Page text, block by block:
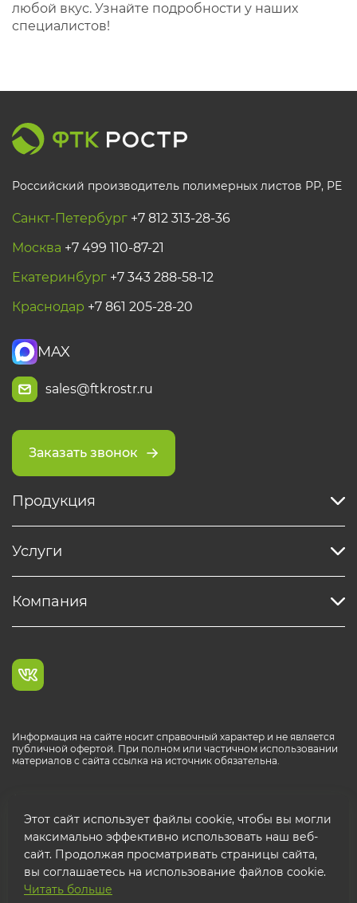
любой вкус. Узнайте подробности у наших
специалистов!
Российский производитель полимерных листов РР, PE
Санкт-Петербург +7 812 313-28-36
Москва +7 499 110-87-21
Екатеринбург +7 343 288-58-12
Краснодар +7 861 205-28-20
MAX
sales@ftkrostr.ru
Заказать звонок
Продукция
Услуги
Компания
Информация на сайте носит справочный характер и не является
публичной офертой. При полном или частичном использовании
материалов с сайта ссылка на источник обязательна.
© 2026 ООО "ФТК РОСТР"
Этот сайт использует файлы cookie, чтобы вы могли
максимально эффективно использовать наш веб-
сайт. Продолжая просматривать страницы сайта,
вы соглашаетесь на использование файлов cookie.
Читать больше